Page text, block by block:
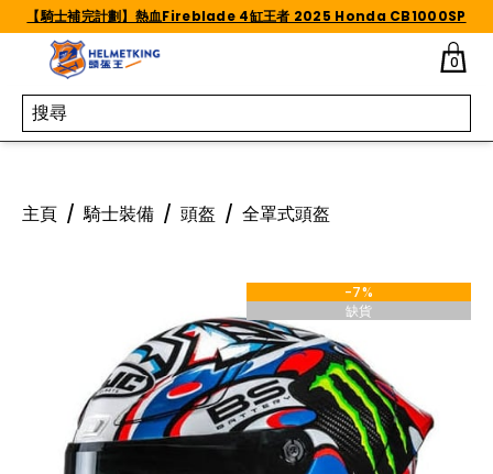
Skip to content
【騎士補完計劃】熱血Fireblade 4缸王者 2025 Honda CB1000SP
0
主頁 / 騎士裝備 / 頭盔 / 全罩式頭盔
-7%
缺貨